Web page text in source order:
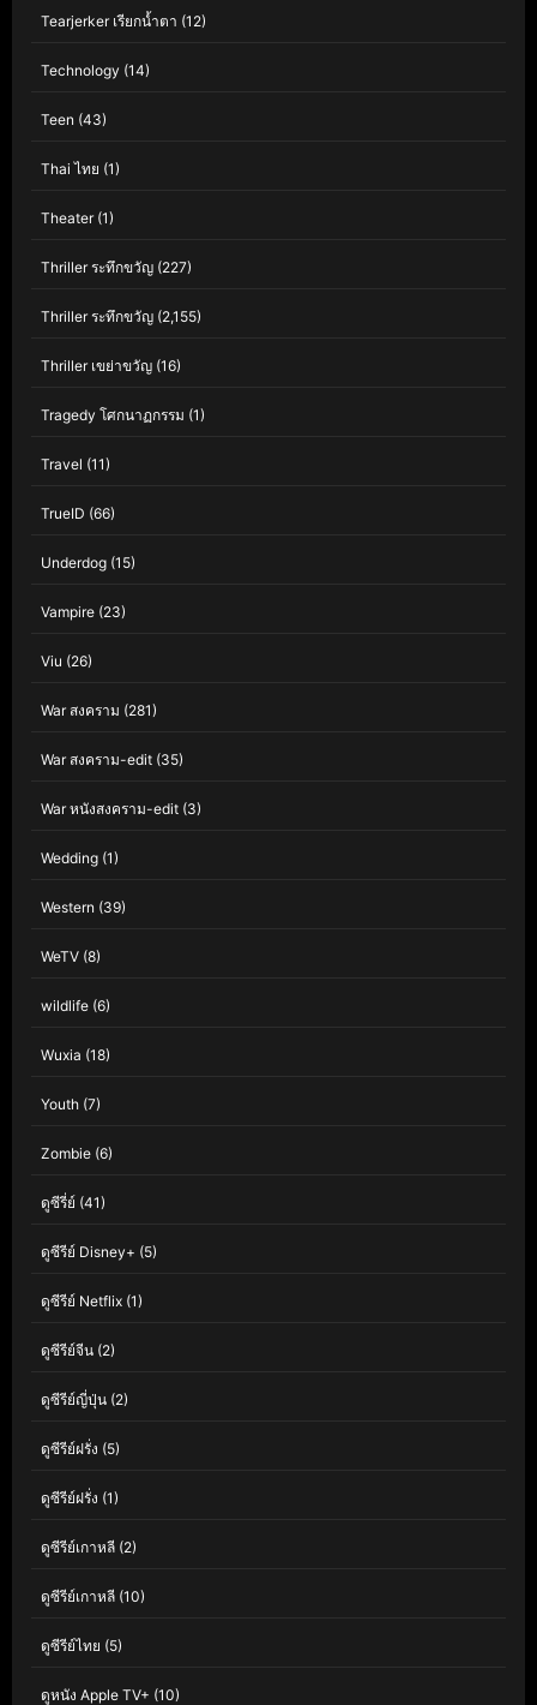
Tearjerker เรียกน้ำตา (12)
Technology (14)
Teen (43)
Thai ไทย (1)
Theater(1)
Thriller ระทึกขวัญ (227)
Thriller ระทึกขวัญ (2,155)
Thriller เขย่าขวัญ (16)
Tragedy โศกนาฏกรรม (1)
Travel (11)
TrueID (66)
Underdog (15)
Vampire (23)
Viu (26)
War สงคราม (281)
War สงคราม-edit (35)
War หนังสงคราม-edit (3)
Wedding (1)
Western (39)
WeTV (8)
wildlife (6)
Wuxia (18)
Youth (7)
Zombie (6)
ดูซีรี่ย์ (41)
ดูซีรีย์ Disney+ (5)
ดูซีรีย์ Netflix (1)
ดูซีรีย์จีน (2)
ดูซีรีย์ญี่ปุ่น (2)
ดูซีรีย์ฝรั่ง (5)
ดูซีรีย์ฝรั่ง (1)
ดูซีรีย์เกาหลี (2)
ดูซีรีย์เกาหลี (10)
ดูซีรีย์ไทย (5)
ดูหนัง Apple TV+ (10)